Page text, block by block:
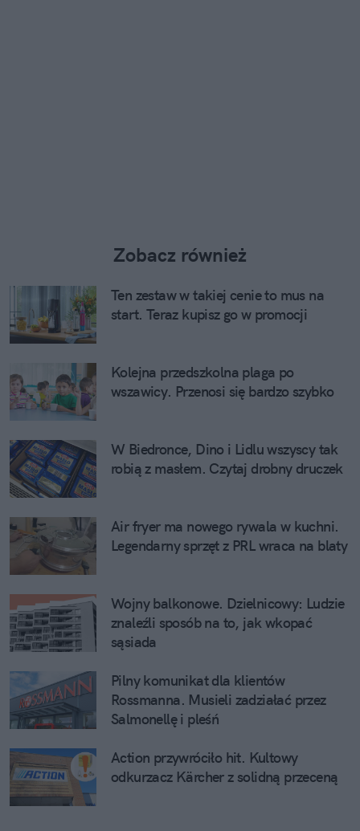
Zobacz również
Ten zestaw w takiej cenie to mus na
start. Teraz kupisz go w promocji
Kolejna przedszkolna plaga po
wszawicy. Przenosi się bardzo szybko
W Biedronce, Dino i Lidlu wszyscy tak
robią z masłem. Czytaj drobny druczek
Air fryer ma nowego rywala w kuchni.
Legendarny sprzęt z PRL wraca na blaty
Wojny balkonowe. Dzielnicowy: Ludzie
znaleźli sposób na to, jak wkopać
sąsiada
Pilny komunikat dla klientów
Rossmanna. Musieli zadziałać przez
Salmonellę i pleśń
Action przywróciło hit. Kultowy
odkurzacz Kärcher z solidną przeceną